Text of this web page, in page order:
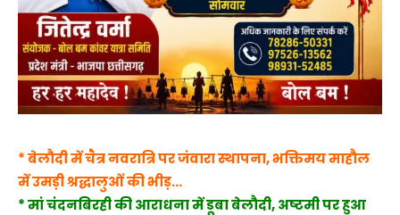
* बेलौदी में चैत्र नवरात्रि पर जंवारा स्थापना, भक्तिमय माहौल
में उमड़ी श्रद्धालुओं की भीड़…
* मां चंदनबिरही की आराधना में डूबा बेलौदी, अष्टमी पर हुआ